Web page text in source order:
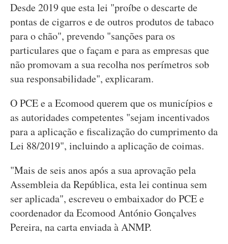
Desde 2019 que esta lei "proíbe o descarte de
pontas de cigarros e de outros produtos de tabaco
para o chão", prevendo "sanções para os
particulares que o façam e para as empresas que
não promovam a sua recolha nos perímetros sob
sua responsabilidade", explicaram.
O PCE e a Ecomood querem que os municípios e
as autoridades competentes "sejam incentivados
para a aplicação e fiscalização do cumprimento da
Lei 88/2019", incluindo a aplicação de coimas.
"Mais de seis anos após a sua aprovação pela
Assembleia da República, esta lei continua sem
ser aplicada", escreveu o embaixador do PCE e
coordenador da Ecomood António Gonçalves
Pereira, na carta enviada à ANMP.